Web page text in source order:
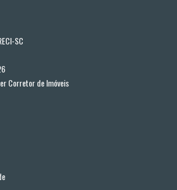
SC
Corretor de Imóveis